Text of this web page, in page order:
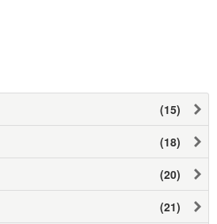
(15)
(18)
(20)
(21)